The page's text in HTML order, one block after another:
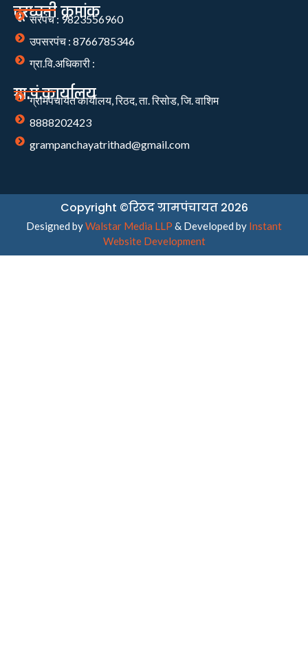
दूरध्वनी क्रमांक
सरपंच : 9823556960
उपसरपंच : 8766785346
ग्रा.वि.अधिकारी :
ग्रा.पं.कार्यालय
ग्रामपंचायत कार्यालय, रिठद, ता. रिसोड, जि. वाशिम
8888202423
grampanchayatrithad@gmail.com
Copyright ©रिठद ग्रामपंचायत 2026
Designed byWalstar Media LLP & Developed by Instant
Website Development